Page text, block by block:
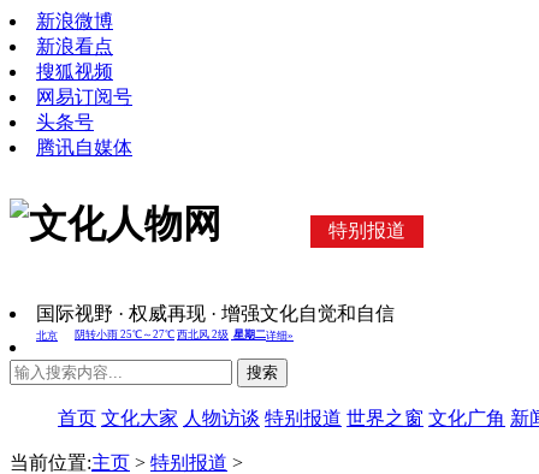
新浪微博
新浪看点
搜狐视频
网易订阅号
头条号
腾讯自媒体
特别报道
国际视野 · 权威再现 · 增强文化自觉和自信
搜索
首页 文化大家 人物访谈 特别报道 世界之窗 文化广角 新
当前位置:主页 > 特别报道 >